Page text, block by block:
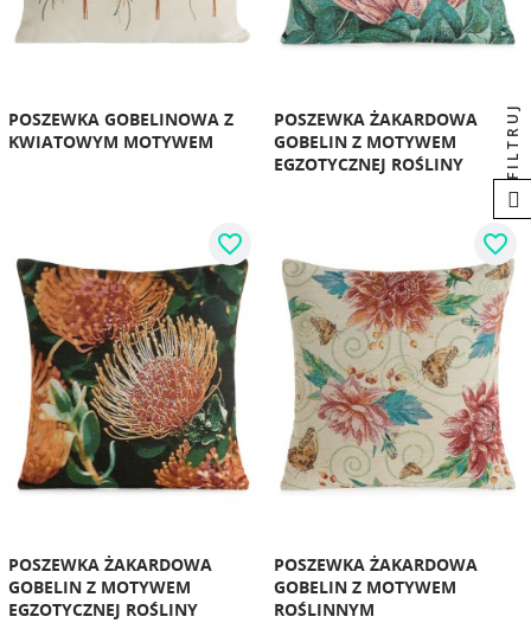
POSZEWKA GOBELINOWA Z
KWIATOWYM MOTYWEM
POSZEWKA ŻAKARDOWA
GOBELIN Z MOTYWEM
EGZOTYCZNEJ ROŚLINY
POSZEWKA ŻAKARDOWA
GOBELIN Z MOTYWEM
EGZOTYCZNEJ ROŚLINY
favorite_border
POSZEWKA ŻAKARDOWA
GOBELIN Z MOTYWEM
ROŚLINNYM
favorite_border
FILTRUJ